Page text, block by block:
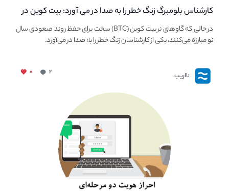
کارشناس بلومبرگ زنگ خطر را به صدا در می آورد: بیت کوین در
معرض خطر سقوط بزرگ است - دلیل آن چیست؟در حالی که گاوهای نر بیت کوین (BTC) سخت برای حفظ روند صعودی سال
نو مبارزه می‌کنند، یکی از کارشناسان زنگ خطر را به صدا در می‌آورد.
نااریب ۲ ۰